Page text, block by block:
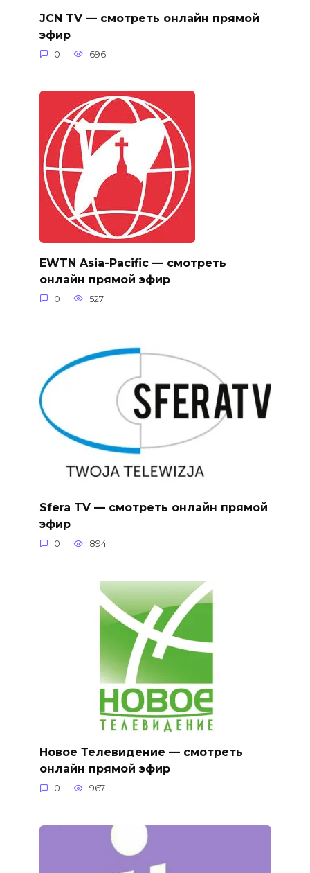
JCN TV — смотреть онлайн прямой
эфир
0 696
EWTN Asia-Pacific — смотреть
онлайн прямой эфир
0 527
Sfera TV — смотреть онлайн прямой
эфир
0 894
Новое Телевидение — смотреть
онлайн прямой эфир
0 967